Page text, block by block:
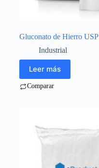
Gluconato de Hierro USP
Industrial
Leer más
Comparar